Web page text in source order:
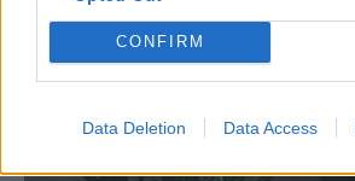
CONFIRM
Data Deletion Data Access